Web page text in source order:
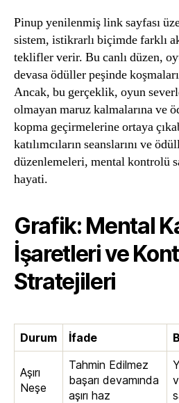
Pinup yenilenmiş link sayfası
sistem, istikrarlı biçimde farklı
teklifler verir. Bu canlı düzen,
devasa ödüller peşinde
Ancak, bu gerçeklik, oyun
olmayan maruz kalmalarına ve
kopma geçirmelerine ortaya
katılımcıların seanslarını ve
düzenlemeleri, mental kontrolü
hayati.
Grafik: Mental
İşaretleri ve
Stratejileri
Durum İfade
Aşırı
Neşe
Tahmin Edilmez
başarı devamında
aşırı haz